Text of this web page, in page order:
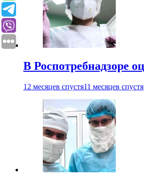
В Роспотребнадзоре
12 месяцев спустя11 месяцев спустя